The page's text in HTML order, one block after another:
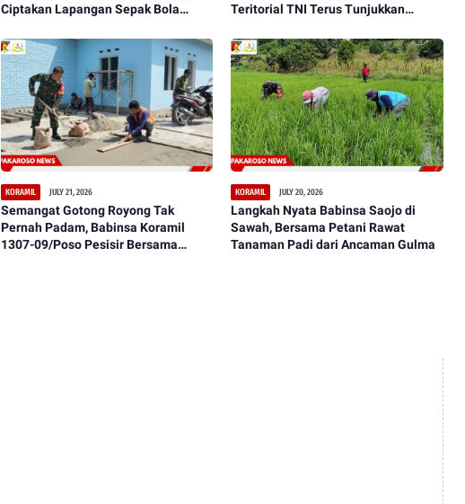
Ciptakan Lapangan Sepak Bola
Teritorial TNI Terus Tunjukkan
KORAMIL JULY 21, 2026
Semangat Gotong Royong Tak
Pernah Padam, Babinsa Koramil
1307-09/Poso Pesisir Bersama
KORAMIL JULY 20, 2026
Langkah Nyata Babinsa Saojo di
Sawah, Bersama Petani Rawat
Tanaman Padi dari Ancaman Gulma